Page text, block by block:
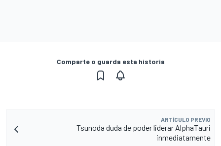
Comparte o guarda esta historia
ARTÍCULO PREVIO
Tsunoda duda de poder liderar AlphaTauri
inmediatamente